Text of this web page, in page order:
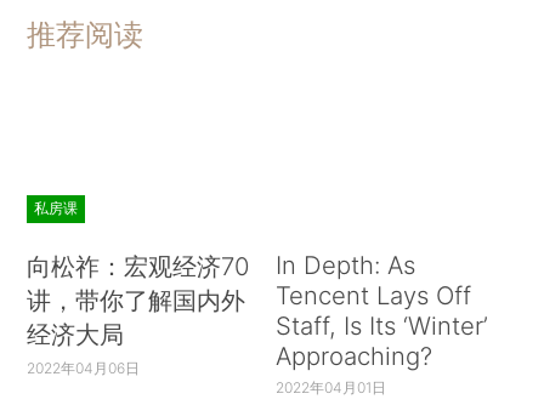
推荐阅读
私房课
向松祚：宏观经济70
讲，带你了解国内外
经济大局
2022年04月06日
In Depth: As
Tencent Lays Off
Staff, Is Its ‘Winter’
Approaching?
2022年04月01日